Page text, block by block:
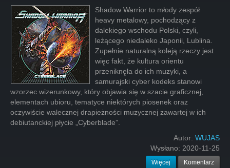
Shadow Warrior to młody zespół
heavy metalowy, pochodzący z
dalekiego wschodu Polski, czyli,
leżącego niedaleko Japonii, Lublina.
Zupełnie naturalną koleją rzeczy jest
więc fakt, że kultura orientu
przeniknęła do ich muzyki, a
samurajski cyber kodeks stanowi
wzorzec wizerunkowy, który objawia się w szacie graficznej,
elementach ubioru, tematyce niektórych piosenek oraz
oczywiście walecznej drapieżności muzycznej zawartej w ich
debiutanckiej płycie „Cyberblade”.
Autor: WUJAS
Wysłano: 2020-11-25
Więcej Komentarz